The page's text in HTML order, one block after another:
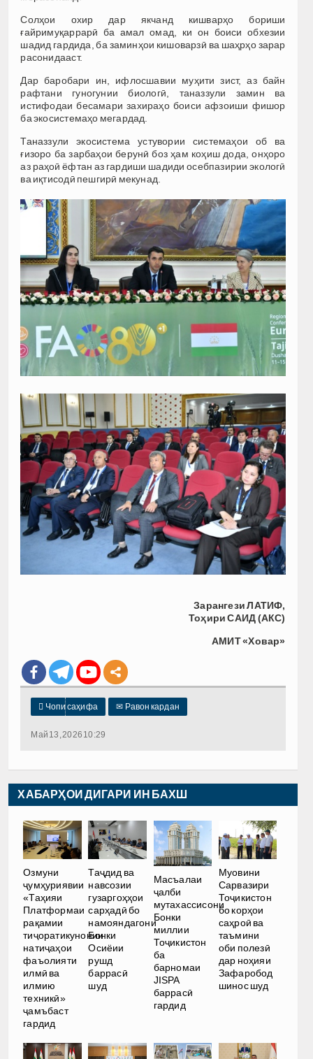
Солҳои охир дар якчанд кишварҳо бориши
ғайримуқаррарӣ ба амал омад, ки он боиси обхезии
шадид гардида, ба заминҳои кишоварзӣ ва шаҳрҳо зарар
расонидааст.
Дар баробари ин, ифлосшавии муҳити зист, аз байн
рафтани гуногунии биологӣ, таназзули замин ва
истифодаи бесамари захираҳо боиси афзоиши фишор
ба экосистемаҳо мегардад.
Таназзули экосистема устувории системаҳои об ва
ғизоро ба зарбаҳои берунӣ боз ҳам коҳиш дода, онҳоро
аз раҳоӣ ёфтан аз гардиши шадиди осебпазирии экологӣ
ва иқтисодӣ пешгирӣ мекунад.
Зарангези ЛАТИФ,
Тоҳири САИД (АКС)
АМИТ «Ховар»
 Чопи саҳифа ✉ Равон кардан
Май 13, 2026 10:29
ХАБАРҲОИ ДИГАРИ ИН БАХШ
Озмуни
ҷумҳуриявии
«Таҳияи
Платформаи
рақамии
тиҷоратикунонии
натиҷаҳои
фаъолияти
илмӣ ва
илмию
техникӣ»
ҷамъбаст
гардид
Таҷдид ва
навсозии
гузаргоҳҳои
сарҳадӣ бо
намояндагони
Бонки
Осиёии
рушд
баррасӣ
шуд
Масъалаи
ҷалби
мутахассисони
Бонки
миллии
Тоҷикистон
ба
барномаи
JISPA
баррасӣ
гардид
Муовини
Сарвазири
Тоҷикистон
бо корҳои
саҳроӣ ва
таъмини
оби полезӣ
дар ноҳияи
Зафаробод
шинос шуд